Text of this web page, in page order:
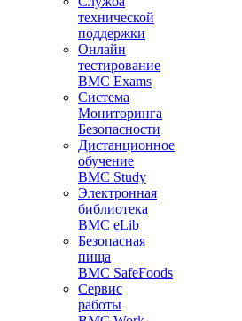
технической
поддержки
Онлайн
тестирование
BMC Exams
Система
Мониторинга
Безопасности
Дистанционное
обучение
BMC Study
Электронная
библиотека
BMC eLib
Безопасная
пища
BMC SafeFoods
Сервис
работы